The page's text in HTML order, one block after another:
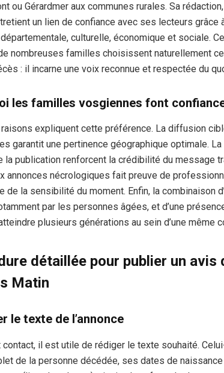
ou Gérardmer aux communes rurales. Sa
un lien de confiance avec ses lecteurs grâce
départementale, culturelle, économique et sociale.
nombreuses familles choisissent naturellement
: il incarne une voix reconnue et respectée du
les familles vosgiennes font
expliquent cette préférence. La diffusion
garantit une pertinence géographique optimale.
la publication renforcent la crédibilité du message
annonces nécrologiques fait preuve de
de la sensibilité du moment. Enfin, la combinaison
par les personnes âgées, et d’une
plusieurs générations au sein d’une même
détaillée pour publier un avis
Matin
le texte de l’annonce
contact, il est utile de rédiger le texte souhaité.
de la personne décédée, ses dates de